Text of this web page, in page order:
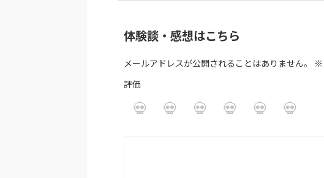
体験談・感想はこちら
メールアドレスが公開されることはありません。 ※
評価